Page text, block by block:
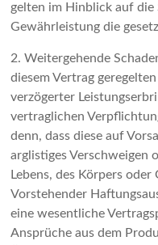
gelten im Hinblick auf die
Gewährleistung die
2. Weitergehende
diesem Vertrag
verzögerter
vertraglichen
denn, dass diese auf
arglistiges Verschweigen
Lebens, des Körpers
Vorstehender
eine wesentliche
Ansprüche aus dem